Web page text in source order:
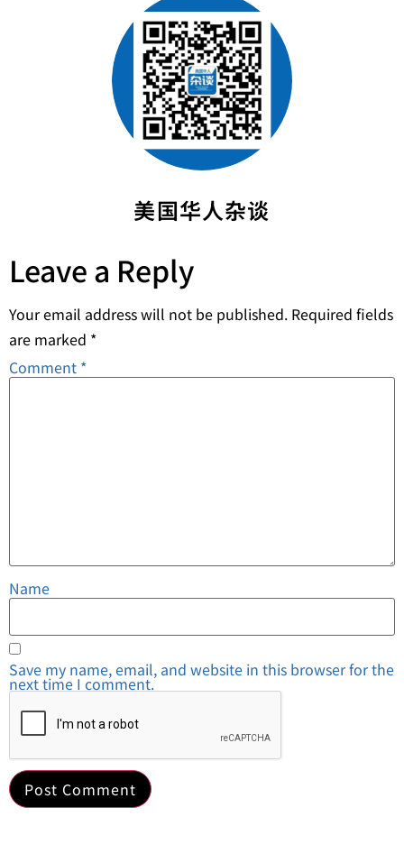
美国华人杂谈
Leave a Reply
Your email address will not be published. Required fields
are marked *
Comment *
Name
Save my name, email, and website in this browser for the
next time I comment.